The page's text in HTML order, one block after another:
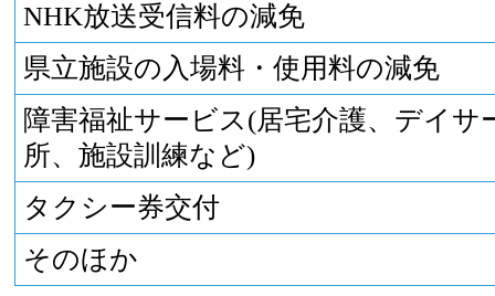
NHK放送受信料の減免
県立施設の入場料・使用料の減免
障害福祉サービス(居宅介護、デイサ
所、施設訓練など)
タクシー券交付
そのほか